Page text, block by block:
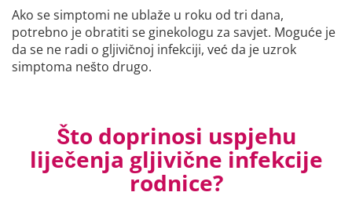
Ako se simptomi ne ublaže u roku od tri dana,
potrebno je obratiti se ginekologu za savjet. Moguće je
da se ne radi o gljivičnoj infekciji, već da je uzrok
simptoma nešto drugo.
Što doprinosi uspjehu
liječenja gljivične infekcije
rodnice?